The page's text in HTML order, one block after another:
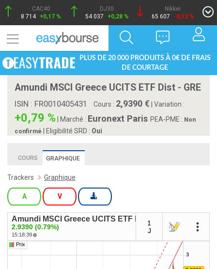
CAC40
8 714 +0,17 %
DJ30
54 037
+0,28 %
Nikkei
65 607
-0,12 %
PLUS DE 20 000 PRODUITS À 0€ DE FRAIS
DE COURTAGE
Amundi MSCI Greece UCITS ETF Dist - GRE
ISIN : FR0010405431 Cours : 2,9390 Variation :
+0,79 % Marché : Euronext Paris PEA-PME : Non
confirmé
| Eligibilité SRD : Oui
COURS GRAPHIQUE
Trackers Graphique
A V